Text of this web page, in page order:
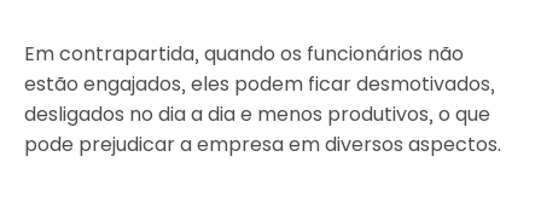
Em contrapartida, quando os funcionários não
estão engajados, eles podem ficar desmotivados,
desligados no dia a dia e menos produtivos, o que
pode prejudicar a empresa em diversos aspectos.